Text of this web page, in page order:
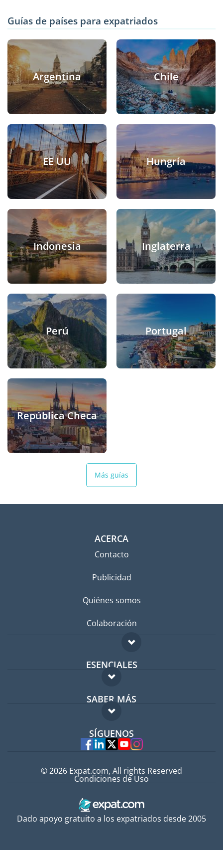
Guías de países para expatriados
Argentina Chile
EE UU Hungría
Indonesia Inglaterra
Perú Portugal
República Checa
Más guías
ACERCA
Contacto
Publicidad
Quiénes somos
Colaboración
ESENCIALES
Foro para expatriados
Guía para expatriados
Trabajos en el extranjero
SABER MÁS
FAQ
Expertos
SÍGUENOS
Dado apoyo gratuito a los expatriados desde 2005
© 2026 Expat.com, All rights Reserved
Condiciones de Uso